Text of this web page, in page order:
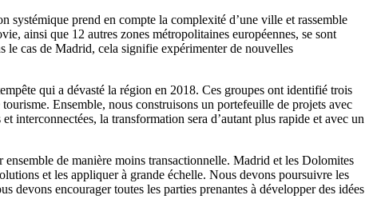
systémique prend en compte la complexité d’une ville et rassemble
ainsi que 12 autres zones métropolitaines européennes, se sont
cas de Madrid, cela signifie expérimenter de nouvelles
qui a dévasté la région en 2018. Ces groupes ont identifié trois
Ensemble, nous construisons un portefeuille de projets avec
interconnectées, la transformation sera d’autant plus rapide et avec un
de manière moins transactionnelle. Madrid et les Dolomites
et les appliquer à grande échelle. Nous devons poursuivre les
devons encourager toutes les parties prenantes à développer des idées